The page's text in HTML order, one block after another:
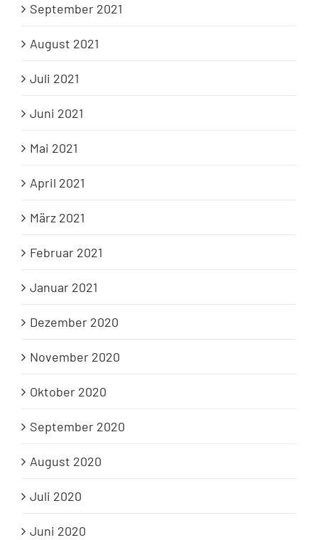
September 2021
August 2021
Juli 2021
Juni 2021
Mai 2021
April 2021
März 2021
Februar 2021
Januar 2021
Dezember 2020
November 2020
Oktober 2020
September 2020
August 2020
Juli 2020
Juni 2020